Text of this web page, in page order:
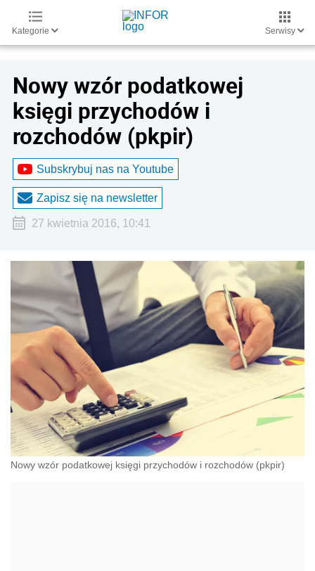
Kategorie Serwisy
Nowy wzór podatkowej
księgi przychodów i
rozchodów (pkpir)
Subskrybuj nas na Youtube
Zapisz się na newsletter
27 kwietnia 2016, 10:41
Nowy wzór podatkowej księgi przychodów i rozchodów (pkpir)